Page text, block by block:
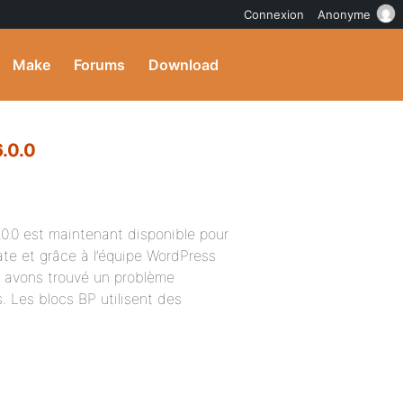
Make Forums Download
est maintenant disponible pour
et grâce à l’équipe WordPress
trouvé un problème
Les blocs BP utilisent des
Connexion Anonyme